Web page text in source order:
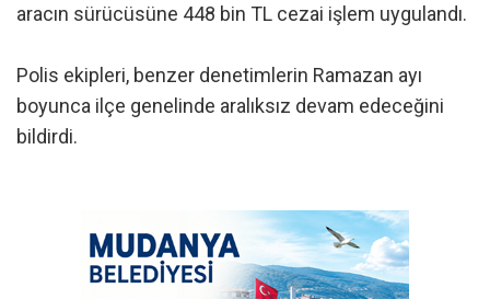
aracın sürücüsüne 448 bin TL cezai işlem uygulandı.
Polis ekipleri, benzer denetimlerin Ramazan ayı
boyunca ilçe genelinde aralıksız devam edeceğini
bildirdi.